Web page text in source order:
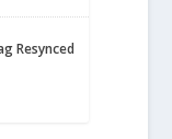
Resynced